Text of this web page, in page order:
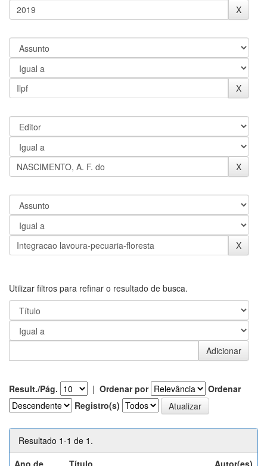
Utilizar filtros para refinar o resultado de busca.
Result./Pág. | Ordenar por
Ordenar
Registro(s)
Resultado 1-1 de 1.
Ano de
Título Autor(es)